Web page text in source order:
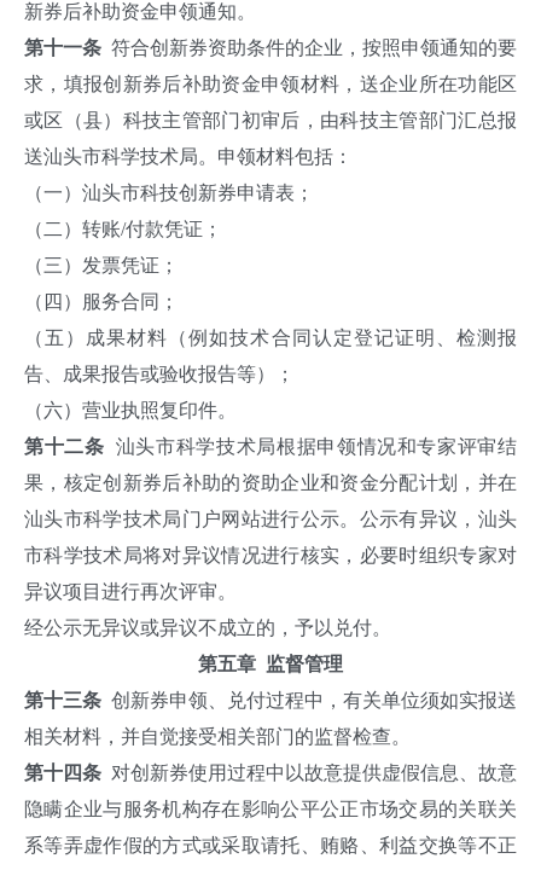
新券后补助资金申领通知。
第十一条 符合创新券资助条件的企业，按照申领通知的要
求，填报创新券后补助资金申领材料，送企业所在功能区
或区（县）科技主管部门初审后，由科技主管部门汇总报
送汕头市科学技术局。申领材料包括：
（一）汕头市科技创新券申请表；
（二）转账/付款凭证；
（三）发票凭证；
（四）服务合同；
（五）成果材料（例如技术合同认定登记证明、检测报
告、成果报告或验收报告等）；
（六）营业执照复印件。
第十二条 汕头市科学技术局根据申领情况和专家评审结
果，核定创新券后补助的资助企业和资金分配计划，并在
汕头市科学技术局门户网站进行公示。公示有异议，汕头
市科学技术局将对异议情况进行核实，必要时组织专家对
异议项目进行再次评审。
经公示无异议或异议不成立的，予以兑付。
第五章 监督管理
第十三条 创新券申领、兑付过程中，有关单位须如实报送
相关材料，并自觉接受相关部门的监督检查。
第十四条 对创新券使用过程中以故意提供虚假信息、故意
隐瞒企业与服务机构存在影响公平公正市场交易的关联关
系等弄虚作假的方式或采取请托、贿赂、利益交换等不正